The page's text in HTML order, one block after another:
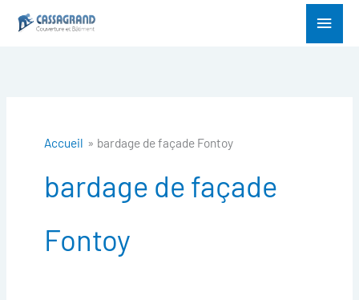
Menu
Accueil bardage de façade Fontoy
bardage de façade
Fontoy